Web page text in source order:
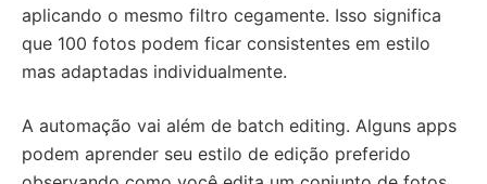
aplicando o mesmo filtro cegamente. Isso significa
que 100 fotos podem ficar consistentes em estilo
mas adaptadas individualmente.
A automação vai além de batch editing. Alguns apps
podem aprender seu estilo de edição preferido